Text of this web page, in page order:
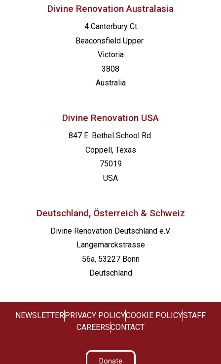
Divine Renovation Australasia
4 Canterbury Ct
Beaconsfield Upper
Victoria
3808
Australia
Divine Renovation USA
847 E. Bethel School Rd.
Coppell, Texas
75019
USA
Deutschland, Österreich & Schweiz
Divine Renovation Deutschland e.V.
Langemarckstrasse
56a, 53227 Bonn
Deutschland
NEWSLETTERPRIVACY POLICYCOOKIE POLICYSTAFF
CAREERSCONTACT
Donate